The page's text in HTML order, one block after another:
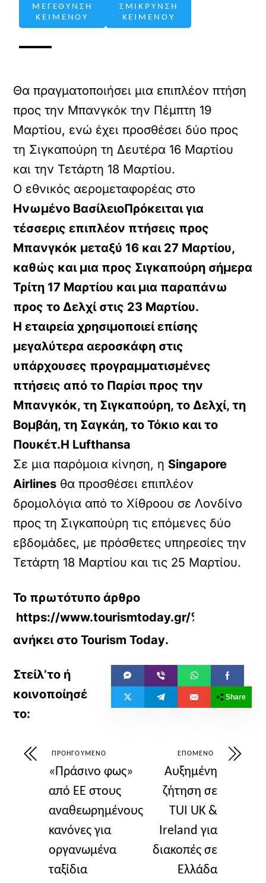
ΜΕΓΕΘΥΝΣΗ
ΚΕΙΜΕΝΟΥ
ΣΜΙΚΡΥΝΣΗ
ΚΕΙΜΕΝΟΥ
Θα πραγματοποιήσει μια επιπλέον πτήση
προς την Μπανγκόκ την Πέμπτη 19
Μαρτίου, ενώ έχει προσθέσει δύο προς
τη Σιγκαπούρη τη Δευτέρα 16 Μαρτίου
και την Τετάρτη 18 Μαρτίου.
Ο εθνικός αερομεταφορέας στο
Ηνωμένο ΒασίλειοΠρόκειται για
τέσσερις επιπλέον πτήσεις προς
Μπανγκόκ μεταξύ 16 και 27 Μαρτίου,
καθώς και μια προς Σιγκαπούρη σήμερα
Τρίτη 17 Μαρτίου και μια παραπάνω
προς το Δελχί στις 23 Μαρτίου.
Η εταιρεία χρησιμοποιεί επίσης
μεγαλύτερα αεροσκάφη στις
υπάρχουσες προγραμματισμένες
πτήσεις από το Παρίσι προς την
Μπανγκόκ, τη Σιγκαπούρη, το Δελχί, τη
Βομβάη, τη Σαγκάη, το Τόκιο και το
Πουκέτ.Η Lufthansa
Σε μια παρόμοια κίνηση, η Singapore
Airlines θα προσθέσει επιπλέον
δρομολόγια από το Χίθροου σε Λονδίνο
προς τη Σιγκαπούρη τις επόμενες δύο
εβδομάδες, με πρόσθετες υπηρεσίες την
Τετάρτη 18 Μαρτίου και τις 25 Μαρτίου.
Το πρωτότυπο άρθρο
https://www.tourismtoday.gr/
ανήκει στο Tourism Today.
Share
ΠΡΟΗΓΟΎΜΕΝΟ
«Πράσινο φως»
από ΕΕ στους
αναθεωρημένους
κανόνες για
οργανωμένα
ταξίδια
ΕΠΌΜΕΝΟ
Αυξημένη
ζήτηση σε
TUI UK &
Ireland για
διακοπές σε
Ελλάδα